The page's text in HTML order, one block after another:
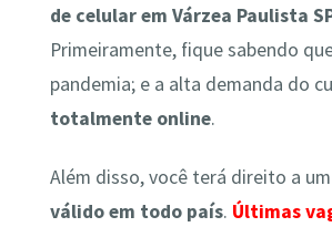
de celular em Várzea Paulista
Primeiramente, fique sabendo
pandemia; e a alta demanda do
totalmente online.
Além disso, você terá direito a um
válido em todo país. Últimas